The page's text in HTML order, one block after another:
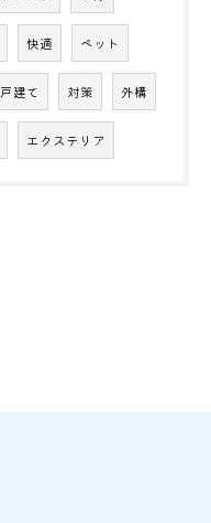
快適 ペット
戸建て 対策 外構
エクステリア